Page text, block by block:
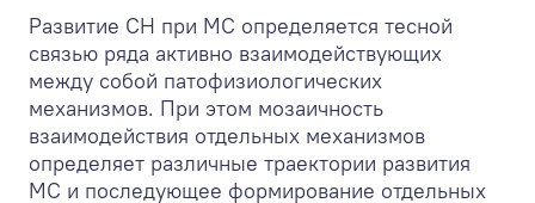
Развитие СН при МС определяется тесной
связью ряда активно взаимодействующих
между собой патофизиологических
механизмов. При этом мозаичность
взаимодействия отдельных механизмов
определяет различные траектории развития
МС и последующее формирование отдельных